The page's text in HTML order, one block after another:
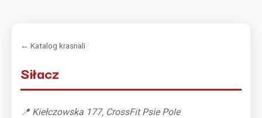
← Katalog krasnali
Siłacz
📍 Kiełczowska 177, CrossFit Psie Pole